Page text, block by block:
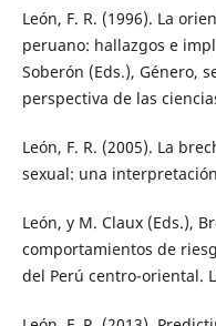
León, F. R. (1996). La
peruano: hallazgos e
Soberón (Eds.), Género,
perspectiva de las
León, F. R. (2005). La
sexual: una
León, y M. Claux (Eds.),
comportamientos de
del Perú centro-oriental.